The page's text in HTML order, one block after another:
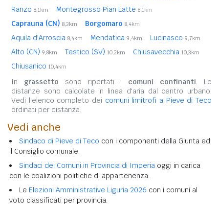
Ranzo 8,1km Montegrosso Pian Latte 8,1km
Caprauna (CN) 8,3km Borgomaro 8,4km
Aquila d'Arroscia 8,4km Mendatica 9,4km Lucinasco 9,7km
Alto (CN) 9,8km Testico (SV) 10,2km Chiusavecchia 10,3km
Chiusanico 10,4km
In grassetto sono riportati i comuni confinanti. Le
distanze sono calcolate in linea d'aria dal centro urbano.
Vedi l'elenco completo dei comuni limitrofi a Pieve di Teco
ordinati per distanza.
Vedi anche
Sindaco di Pieve di Teco con i componenti della Giunta ed
il Consiglio comunale.
Sindaci dei Comuni in Provincia di Imperia oggi in carica
con le coalizioni politiche di appartenenza.
Le Elezioni Amministrative Liguria 2026 con i comuni al
voto classificati per provincia.